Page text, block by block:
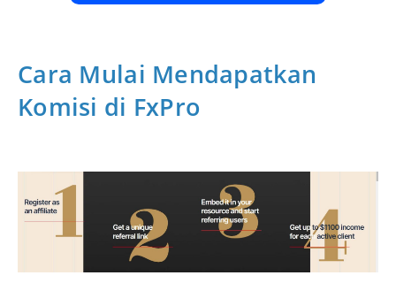
Cara Mulai Mendapatkan
Komisi di FxPro